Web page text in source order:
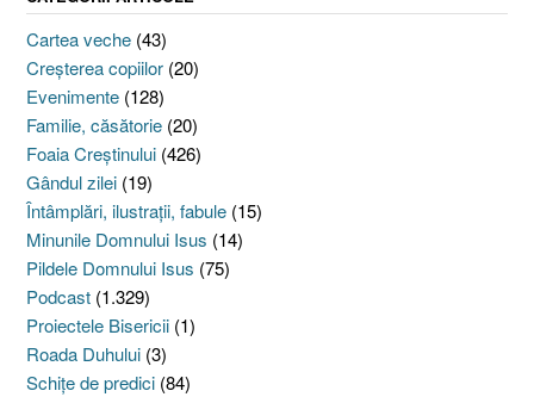
Cartea veche (43)
Creşterea copiilor (20)
Evenimente (128)
Familie, căsătorie (20)
Foaia Creştinului (426)
Gândul zilei (19)
Întâmplări, ilustraţii, fabule (15)
Minunile Domnului Isus (14)
Pildele Domnului Isus (75)
Podcast (1.329)
Proiectele Bisericii (1)
Roada Duhului (3)
Schiţe de predici (84)